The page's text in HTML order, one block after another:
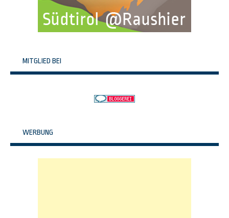
MITGLIED BEI
WERBUNG